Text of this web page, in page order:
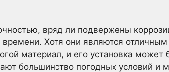
вряд ли подвержены
Хотя они являются отличным
материал, и его установка может
большинство погодных условий и